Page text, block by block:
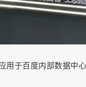
用于百度内部数据中